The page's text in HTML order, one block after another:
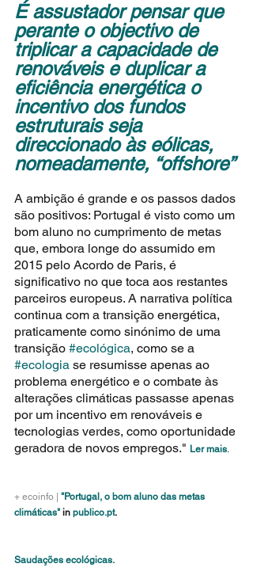
É assustador pensar que
perante o objectivo de
triplicar a capacidade de
renováveis e duplicar a
eficiência energética o
incentivo dos fundos
estruturais seja
direccionado às eólicas,
nomeadamente, “offshore”
A ambição é grande e os passos dados
são positivos: Portugal é visto como um
bom aluno no cumprimento de metas
que, embora longe do assumido em
2015 pelo Acordo de Paris, é
significativo no que toca aos restantes
parceiros europeus. A narrativa política
continua com a transição energética,
praticamente como sinónimo de uma
transição #ecológica, como se a
#ecologia se resumisse apenas ao
problema energético e o combate às
alterações climáticas passasse apenas
por um incentivo em renováveis e
tecnologias verdes, como oportunidade
geradora de novos empregos." Ler mais.
+ ecoinfo |
"Portugal, o bom aluno das metas
climáticas" in publico.pt.
Saudações ecológicas.